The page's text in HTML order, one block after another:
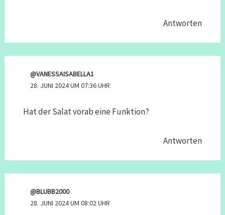
Antworten
@VANESSAISABELLA1
28. JUNI 2024 UM 07:36 UHR
Hat der Salat vorab eine Funktion?
Antworten
@BLUBB2000
28. JUNI 2024 UM 08:02 UHR